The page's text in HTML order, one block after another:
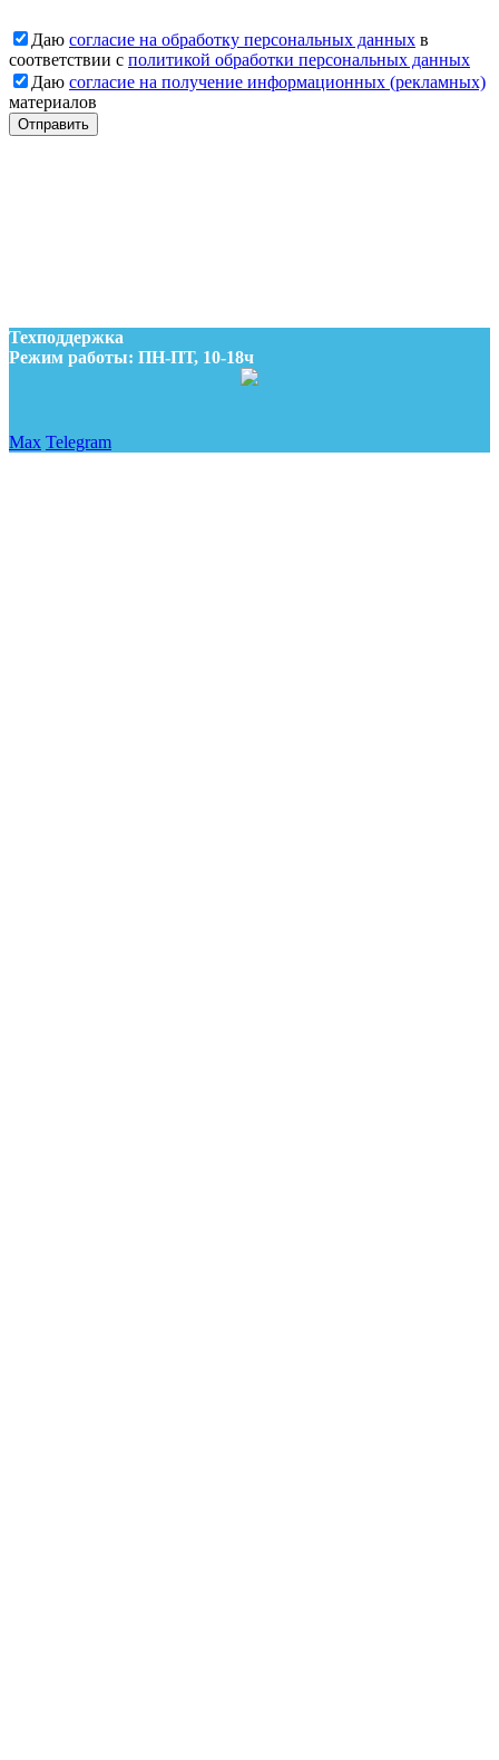
Даю согласие на обработку персональных данных в
соответствии с политикой обработки персональных данных
Даю согласие на получение информационных (рекламных)
материалов
Отправить
Техподдержка
Режим работы: ПН-ПТ, 10-18ч
Max Telegram